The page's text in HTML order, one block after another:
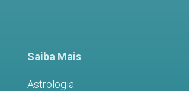
Saiba Mais
Astrologia